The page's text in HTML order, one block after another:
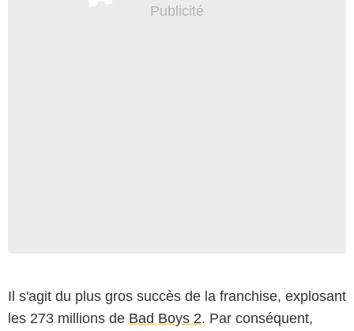
Il s'agit du plus gros succès de la franchise, explosant
les 273 millions de Bad Boys 2. Par conséquent,